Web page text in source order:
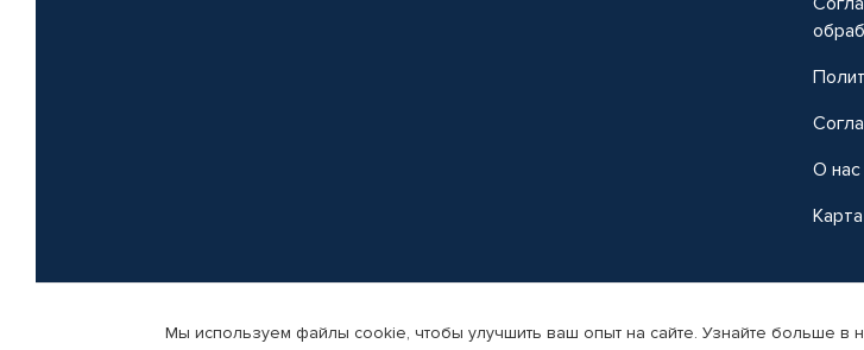
О нас
© КАМАЗ ЦЕНТР ДОНЕЦК, 2015-2026. Все права защищены. Интернет-магазин автомобильных товаров Автопрофи.
Мы используем файлы cookie, чтобы улучшить ваш опыт на сайте. Узнайте больше в